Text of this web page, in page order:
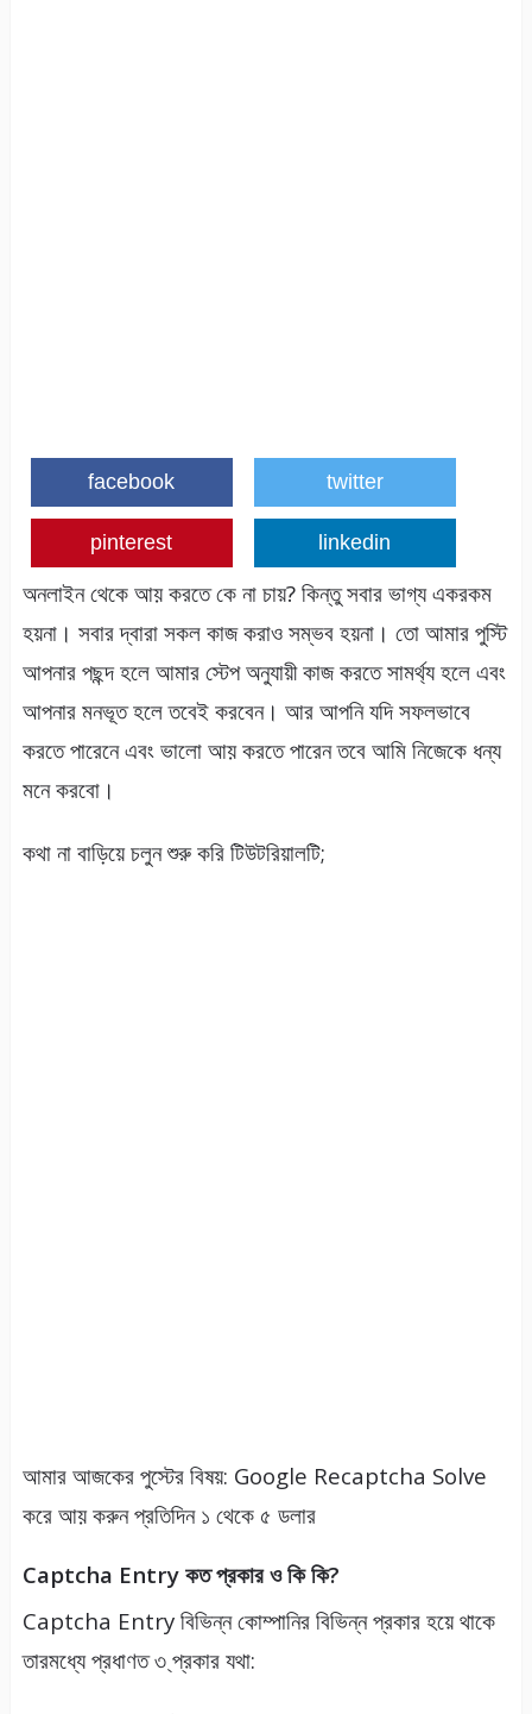
facebook twitter
pinterest linkedin
অনলাইন থেকে আয় করতে কে না চায়? কিন্তু সবার ভাগ্য একরকম
হয়না। সবার দ্বারা সকল কাজ করাও সম্ভব হয়না। তো আমার পুস্টি
আপনার পছন্দ হলে আমার স্টেপ অনুযায়ী কাজ করতে সামর্থ্য হলে এবং
আপনার মনভূত হলে তবেই করবেন। আর আপনি যদি সফলভাবে
করতে পারেনে এবং ভালো আয় করতে পারেন তবে আমি নিজেকে ধন্য
মনে করবো।
কথা না বাড়িয়ে চলুন শুরু করি টিউটরিয়ালটি;
আমার আজকের পুস্টের বিষয়: Google Recaptcha Solve
করে আয় করুন প্রতিদিন ১ থেকে ৫ ডলার
Captcha Entry কত প্রকার ও কি কি?
Captcha Entry বিভিন্ন কোম্পানির বিভিন্ন প্রকার হয়ে থাকে
তারমধ্যে প্রধাণত ৩ ্প্রকার যথা: